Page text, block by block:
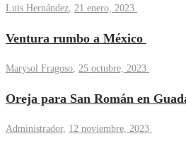
Luis Hernández, 21 enero, 2023
Ventura rumbo a México
Marysol Fragoso, 25 octubre, 2023
Oreja para San Román en
Administrador, 12 noviembre, 2023